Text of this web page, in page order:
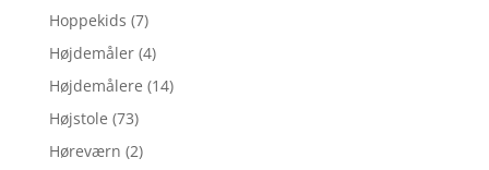
Hoppekids (7)
Højdemåler (4)
Højdemålere (14)
Højstole (73)
Høreværn (2)